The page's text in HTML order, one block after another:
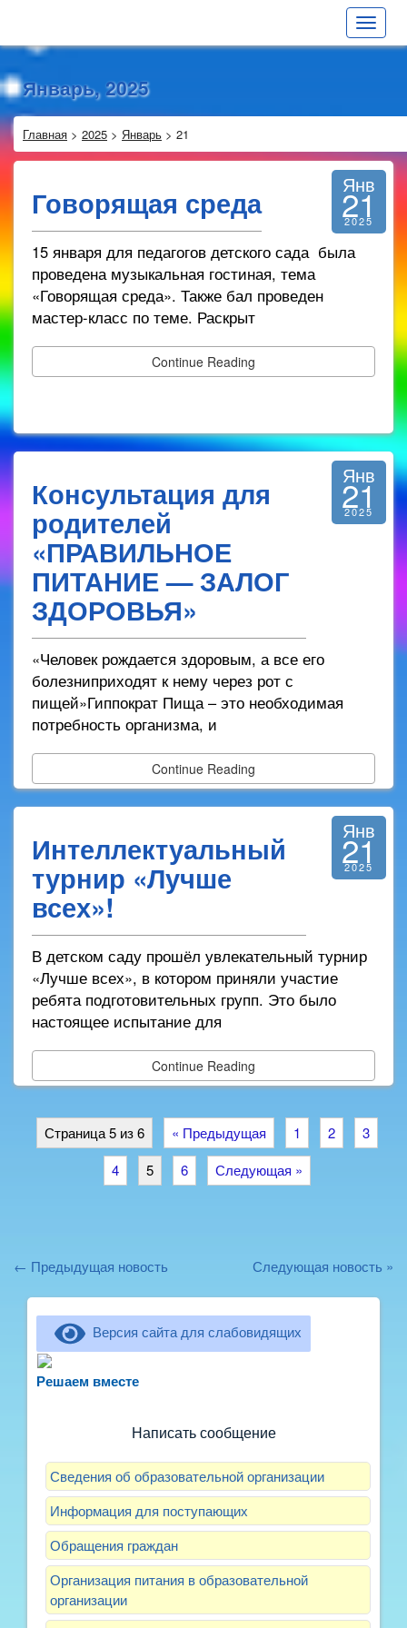
Toggle
Январь, 2025
Главная > 2025 > Январь > 21
Говорящая среда Янв
21
2025
15 января для педагогов детского сада была
проведена музыкальная гостиная, тема
«Говорящая среда». Также бал проведен
мастер-класс по теме. Раскрыт
Continue Reading
Консультация для
родителей
«ПРАВИЛЬНОЕ
ПИТАНИЕ — ЗАЛОГ
ЗДОРОВЬЯ»
Янв
21
2025
«Человек рождается здоровым, а все его
болезниприходят к нему через рот с
пищей»Гиппократ Пища – это необходимая
потребность организма, и
Continue Reading
Интеллектуальный
турнир «Лучше
всех»!
Янв
21
2025
В детском саду прошёл увлекательный турнир
«Лучше всех», в котором приняли участие
ребята подготовительных групп. Это было
настоящее испытание для
Continue Reading
Страница 5 из 6 « Предыдущая 1 2
3
4
5 6 Следующая »
← Предыдущая новость Следующая новость »
Версия сайта для слабовидящих
Решаем вместерассказать о воспитателях? Знаете, как
Написать сообщение
Сведения об образовательной организации
Информация для поступающих
Обращения граждан
Организация питания в образовательной
организации